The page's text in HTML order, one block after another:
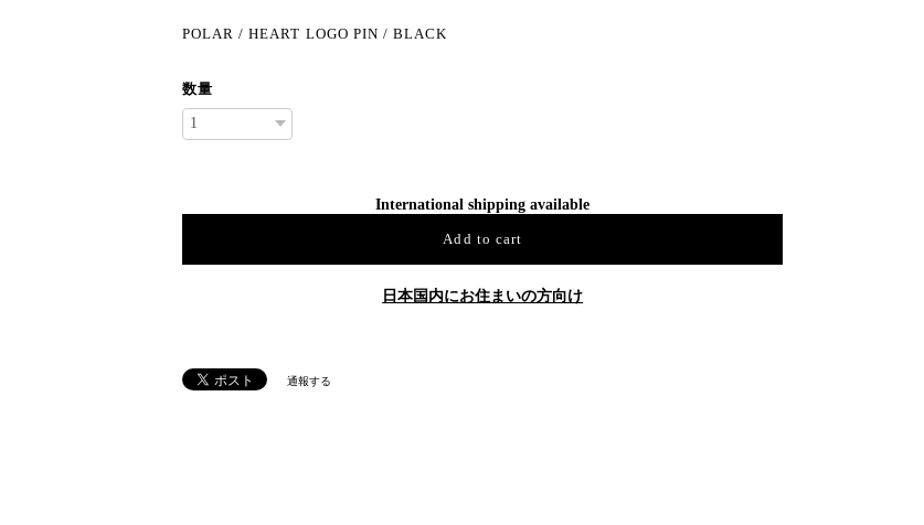
POLAR / HEART LOGO PIN / BLACK
数量
International shipping available
Add to cart
日本国内にお住まいの方向け
通報する